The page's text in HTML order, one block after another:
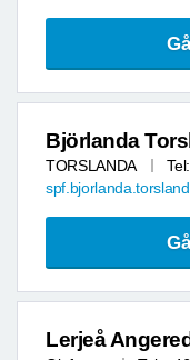
Björlanda
TORSLANDA
Lerjeå Angered